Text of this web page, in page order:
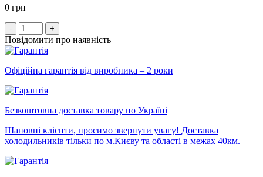
0 грн
- +
Повідомити про наявність
Офіційна гарантія від виробника – 2 роки
Безкоштовна доставка товару по Україні
Шановні клієнти, просимо звернути увагу! Доставка
холодильників тільки по м.Києву та області в межах 40км.